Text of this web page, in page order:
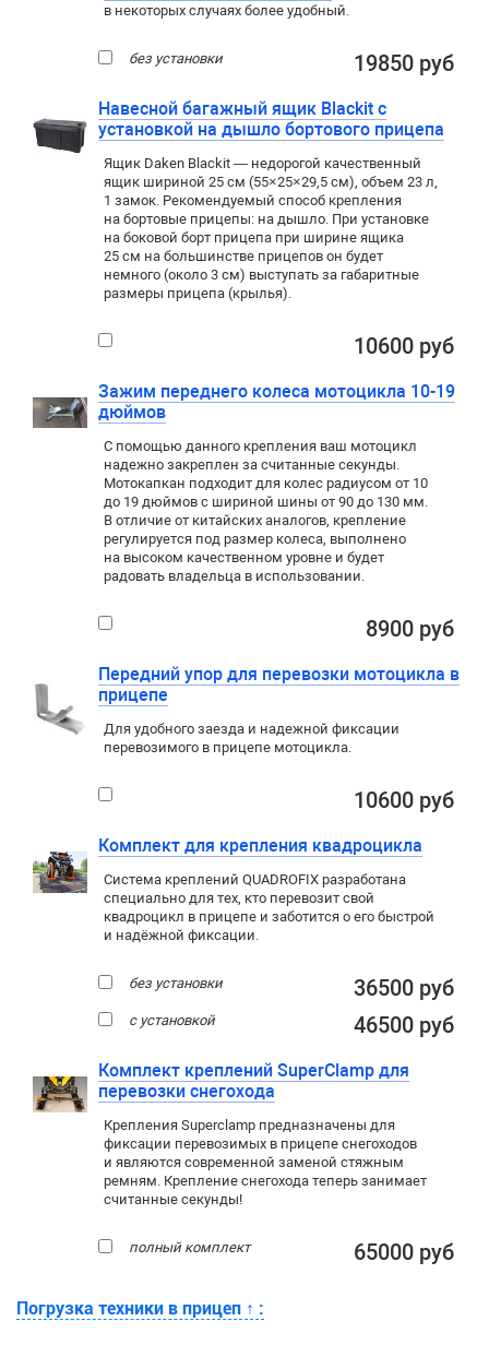
в некоторых случаях более удобный.
без установки 19850 руб
Навесной багажный ящик Blackit с
установкой на дышло бортового прицепа
Ящик Daken Blackit — недорогой качественный
ящик шириной 25 см (55×25×29,5 см), объем 23 л,
1 замок. Рекомендуемый способ крепления
на бортовые прицепы: на дышло. При установке
на боковой борт прицепа при ширине ящика
25 см на большинстве прицепов он будет
немного (около 3 см) выступать за габаритные
размеры прицепа (крылья).
10600 руб
Зажим переднего колеса мотоцикла 10-19
дюймов
С помощью данного крепления ваш мотоцикл
надежно закреплен за считанные секунды.
Мотокапкан подходит для колес радиусом от 10
до 19 дюймов с шириной шины от 90 до 130 мм.
В отличие от китайских аналогов, крепление
регулируется под размер колеса, выполнено
на высоком качественном уровне и будет
радовать владельца в использовании.
8900 руб
Передний упор для перевозки мотоцикла в
прицепе
Для удобного заезда и надежной фиксации
перевозимого в прицепе мотоцикла.
10600 руб
Комплект для крепления квадроцикла
Система креплений QUADROFIX разработана
специально для тех, кто перевозит свой
квадроцикл в прицепе и заботится о его быстрой
и надёжной фиксации.
без установки 36500 руб
с установкой 46500 руб
Комплект креплений SuperClamp для
перевозки снегохода
Крепления Superclamp предназначены для
фиксации перевозимых в прицепе снегоходов
и являются современной заменой стяжным
ремням. Крепление снегохода теперь занимает
считанные секунды!
полный комплект 65000 руб
Погрузка техники в прицеп ↑ :